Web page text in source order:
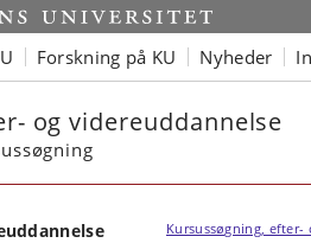
Forskning på KU Nyheder
og videreuddannelse
Kursussøgning,